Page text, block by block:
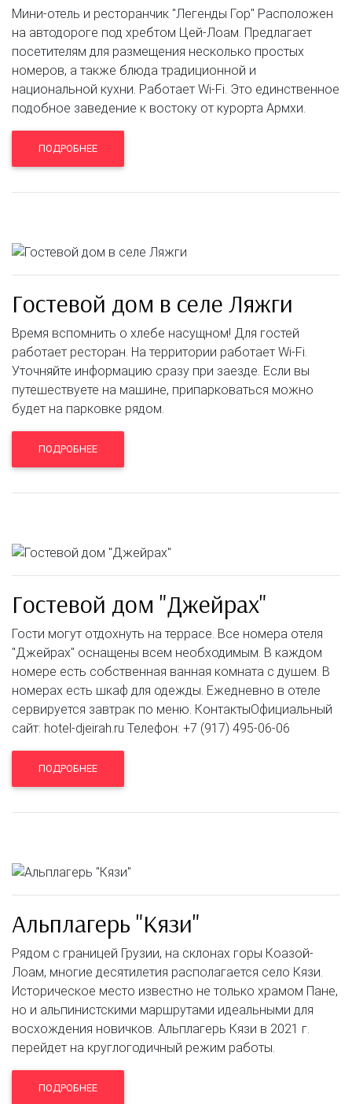
Мини-отель и ресторанчик "Легенды Гор" Расположен
на автодороге под хребтом Цей-Лоам. Предлагает
посетителям для размещения несколько простых
номеров, а также блюда традиционной и
национальной кухни. Работает Wi-Fi. Это единственное
подобное заведение к востоку от курорта Армхи.
ПОДРОБНЕЕ
Гостевой дом в селе Ляжги
Время вспомнить о хлебе насущном! Для гостей
работает ресторан. На территории работает Wi-Fi.
Уточняйте информацию сразу при заезде. Если вы
путешествуете на машине, припарковаться можно
будет на парковке рядом.
ПОДРОБНЕЕ
Гостевой дом "Джейрах"
Гости могут отдохнуть на террасе. Все номера отеля
"Джейрах" оснащены всем необходимым. В каждом
номере есть собственная ванная комната с душем. В
номерах есть шкаф для одежды. Ежедневно в отеле
сервируется завтрак по меню. КонтактыОфициальный
сайт: hotel-djeirah.ru Телефон: +7 (917) 495-06-06
ПОДРОБНЕЕ
Альплагерь "Кязи"
Рядом с границей Грузии, на склонах горы Коазой-
Лоам, многие десятилетия располагается село Кязи.
Историческое место известно не только храмом Пане,
но и альпинистскими маршрутами идеальными для
восхождения новичков. Альплагерь Кязи в 2021 г.
перейдет на круглогодичный режим работы.
ПОДРОБНЕЕ